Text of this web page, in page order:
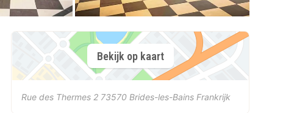
Bekijk op kaart
Rue des Thermes 2 73570 Brides-les-Bains Frankrijk